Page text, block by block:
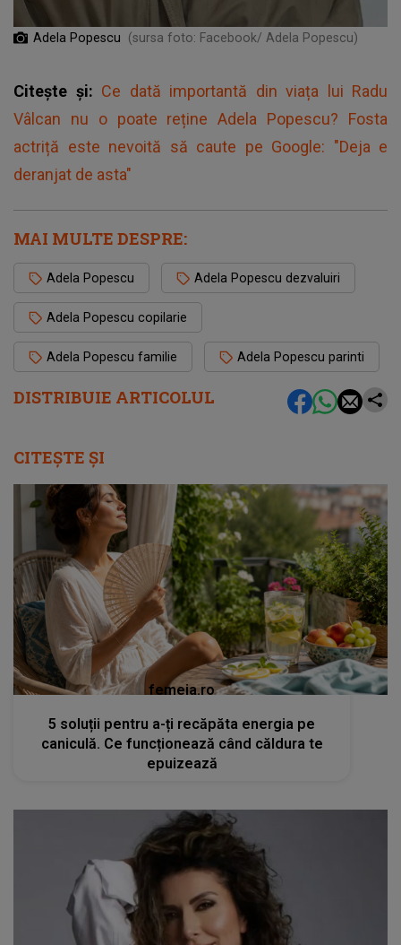
DISTRIBUIE ARTICOLUL
Adela Popescu (sursa foto: Facebook/ Adela Popescu)
Citește și: Ce dată importantă din viața lui Radu
Vâlcan nu o poate reține Adela Popescu? Fosta
actriță este nevoită să caute pe Google: "Deja e
deranjat de asta"
MAI MULTE DESPRE:
Adela Popescu Adela Popescu dezvaluiri
Adela Popescu copilarie
Adela Popescu familie Adela Popescu parinti
CITEȘTE ȘI
femeia.ro
5 soluții pentru a-ți recăpăta energia pe
caniculă. Ce funcționează când căldura te
epuizează